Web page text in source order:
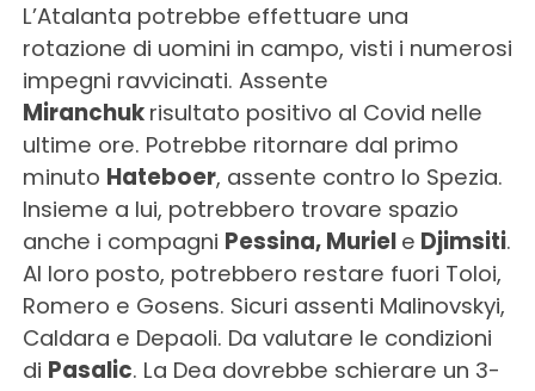
L’Atalanta potrebbe effettuare una
rotazione di uomini in campo, visti i numerosi
impegni ravvicinati. Assente
Miranchuk risultato positivo al Covid nelle
ultime ore. Potrebbe ritornare dal primo
minuto Hateboer, assente contro lo Spezia.
Insieme a lui, potrebbero trovare spazio
anche i compagni Pessina, Muriel e Djimsiti.
Al loro posto, potrebbero restare fuori Toloi,
Romero e Gosens. Sicuri assenti Malinovskyi,
Caldara e Depaoli. Da valutare le condizioni
di Pasalic. La Dea dovrebbe schierare un 3-